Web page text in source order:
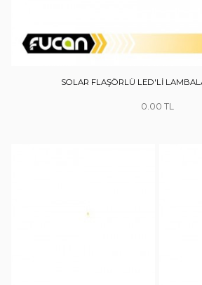
SOLAR FLAŞÖRLÜ LED'Lİ
0.00